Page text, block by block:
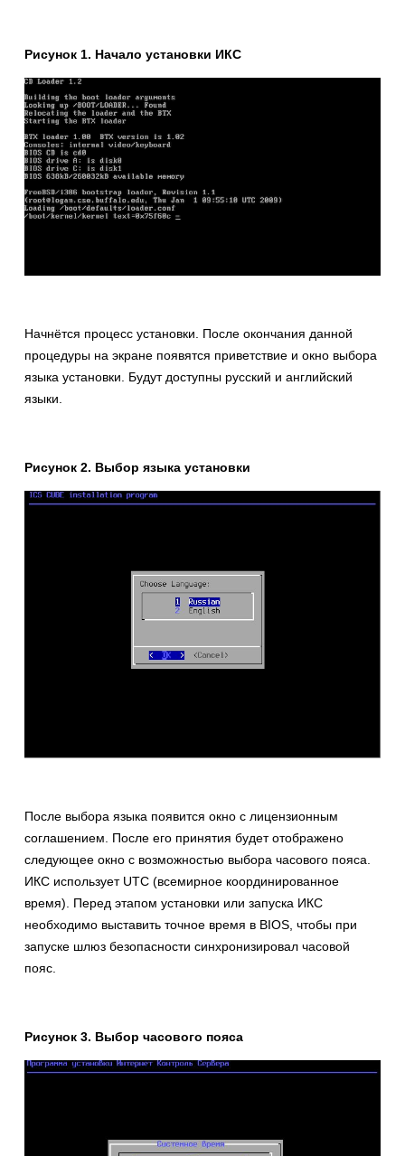
Рисунок 1. Начало установки ИКС
Начнётся процесс установки. После окончания данной
процедуры на экране появятся приветствие и окно выбора
языка установки. Будут доступны русский и английский
языки.
Рисунок 2. Выбор языка установки
После выбора языка появится окно с лицензионным
соглашением. После его принятия будет отображено
следующее окно с возможностью выбора часового пояса.
ИКС использует UTC (всемирное координированное
время). Перед этапом установки или запуска ИКС
необходимо выставить точное время в BIOS, чтобы при
запуске шлюз безопасности синхронизировал часовой
пояс.
Рисунок 3. Выбор часового пояса